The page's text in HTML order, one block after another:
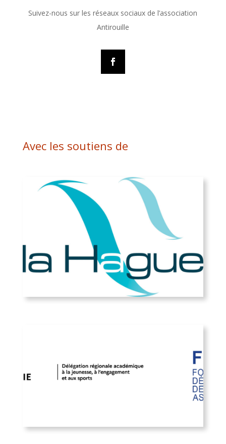
Suivez-nous sur les réseaux sociaux de l’association
Antirouille
Avec les soutiens de